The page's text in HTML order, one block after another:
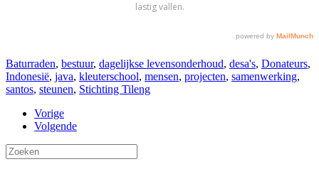
Baturraden, bestuur, dagelijkse levensonderhoud, desa's, Donateurs,
Indonesië, java, kleuterschool, mensen, projecten, samenwerking,
santos, steunen, Stichting Tileng
Vorige
Volgende